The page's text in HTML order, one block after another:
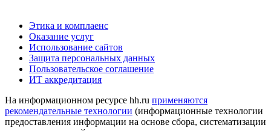
Этика и комплаенс
Оказание услуг
Использование сайтов
Защита персональных данных
Пользовательское соглашение
ИТ аккредитация
На информационном ресурсе hh.ru применяются
рекомендательные технологии (информационные технологии
предоставления информации на основе сбора, систематизации